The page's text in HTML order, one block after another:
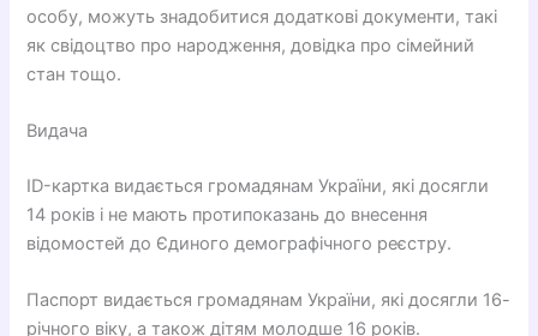
особу, можуть знадобитися додаткові документи, такі
як свідоцтво про народження, довідка про сімейний
стан тощо.
Видача
ID-картка видається громадянам України, які досягли
14 років і не мають протипоказань до внесення
відомостей до Єдиного демографічного реєстру.
Паспорт видається громадянам України, які досягли 16-
річного віку, а також дітям молодше 16 років.